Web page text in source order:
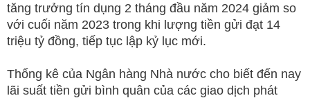
tăng trưởng tín dụng 2 tháng đầu năm 2024 giảm so
với cuối năm 2023 trong khi lượng tiền gửi đạt 14
triệu tỷ đồng, tiếp tục lập kỷ lục mới.
Thống kê của Ngân hàng Nhà nước cho biết đến nay
lãi suất tiền gửi bình quân của các giao dịch phát